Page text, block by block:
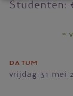
Studenten:
«
Datum
vrijdag 31 mei